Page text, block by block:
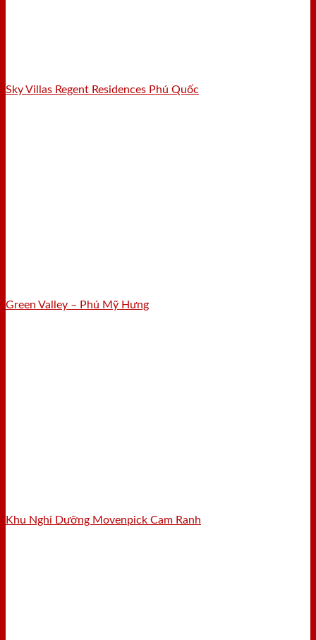
Sky Villas Regent Residences Phú Quốc
Green Valley – Phú Mỹ Hưng
Khu Nghỉ Dưỡng Movenpick Cam Ranh